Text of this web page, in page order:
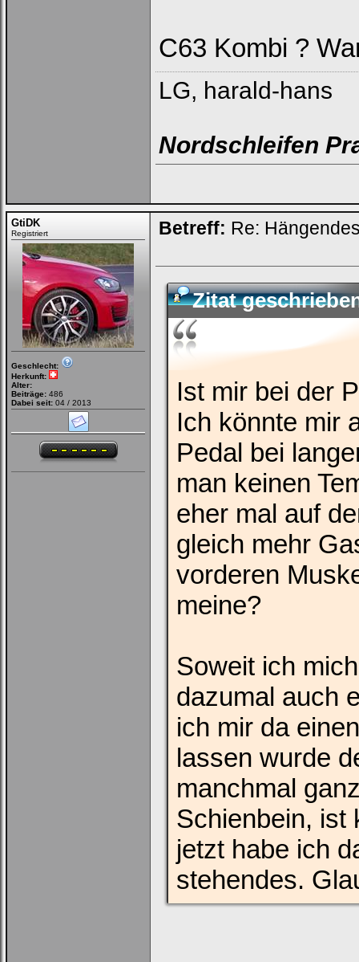
C63 Kombi ?
LG, harald-hans
Nordschleifen
GtiDK
Registriert
Geschlecht:
Herkunft:
Alter:
Beiträge: 486
Dabei seit: 04 / 2013
Betreff: Re:
Zitat
Ist mir bei der
Ich könnte mir
Pedal bei
man keinen
eher mal auf
gleich mehr
vorderen
meine?
Soweit ich
dazumal auch
ich mir da
lassen wurde
manchmal
Schienbein, ist
jetzt habe ich
stehendes.